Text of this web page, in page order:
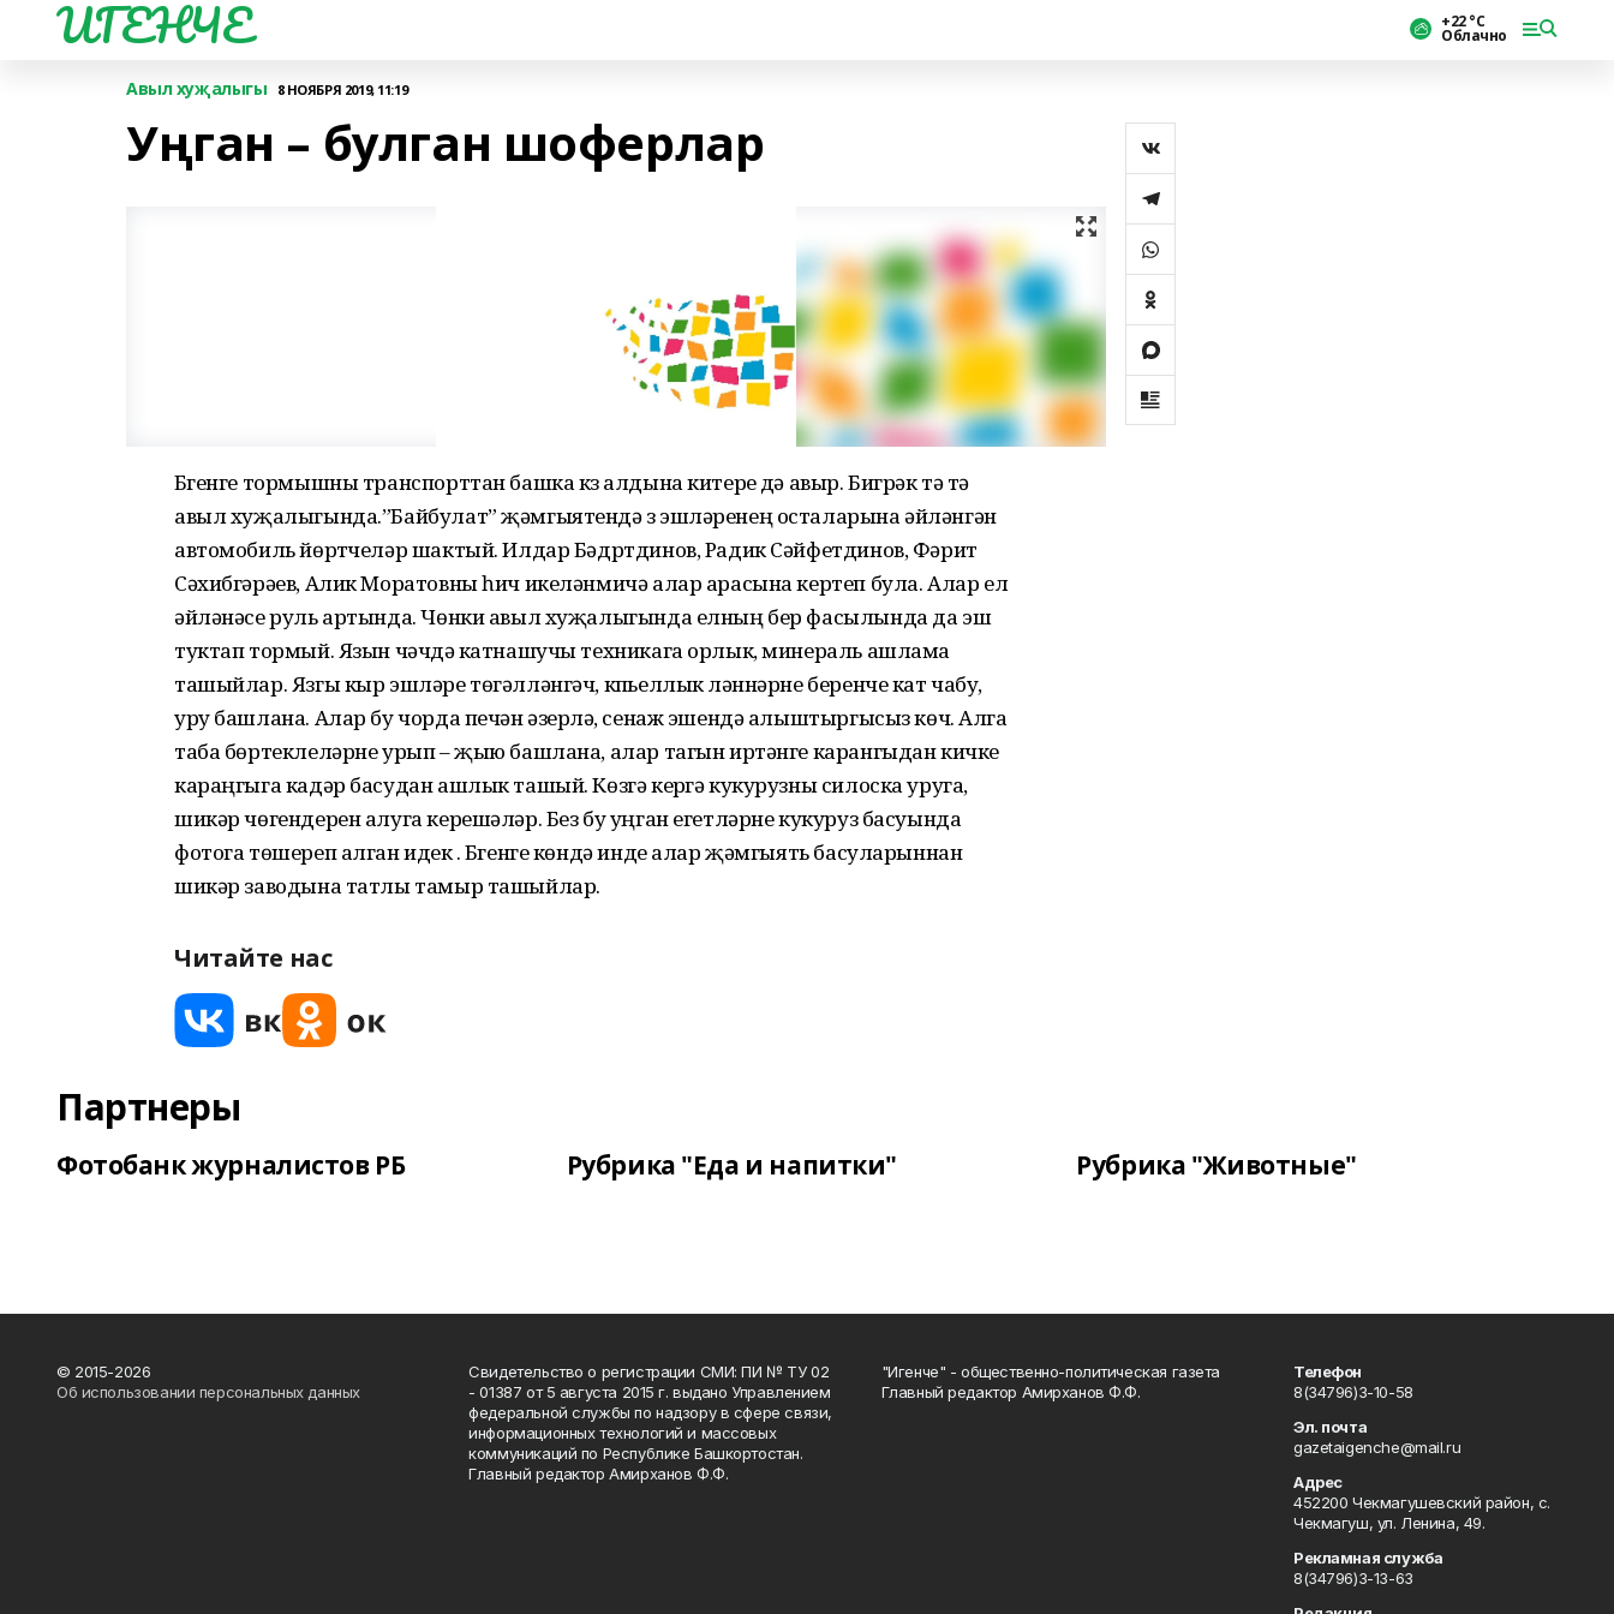
ИГЕНЧЕ +22 °С
Облачно
Авыл хуҗалыгы 8 НОЯБРЯ 2019, 11:19
Уңган – булган шоферлар
Бүгенге тормышны транспорттан башка күз алдына китерүе дә авыр. Бигрәк тә тә
авыл хуҗалыгында.”Байбулат” җәмгыятендә үз эшләренең осталарына әйләнгән
автомобиль йөртүчеләр шактый. Илдар Бәдртдинов, Радик Сәйфетдинов, Фәрит
Сәхибгәрәев, Алик Моратовны һич икеләнмичә алар арасына кертеп була. Алар ел
әйләнәсе руль артында. Чөнки авыл хуҗалыгында елның бер фасылында да эш
туктап тормый. Язын чәчүдә катнашучы техникага орлык, минераль ашлама
ташыйлар. Язгы кыр эшләре төгәлләнгәч, күпьеллык үләннәрне беренче кат чабу,
уру башлана. Алар бу чорда печән әзерләү, сенаж эшендә алыштыргысыз көч. Алга
таба бөртеклеләрне урып – җыю башлана, алар тагын иртәнге карангыдан кичке
караңгыга кадәр басудан ашлык ташый. Көзгә керүгә кукурузны силоска уруга,
шикәр чөгендерен алуга керешәләр. Без бу уңган егетләрне кукуруз басуында
фотога төшереп алган идек . Бүгенге көндә инде алар җәмгыять басуларыннан
шикәр заводына татлы тамыр ташыйлар.
Читайте нас
Партнеры
Фотобанк журналистов РБ Рубрика "Еда и напитки" Рубрика "Животные"
© 2015-2026
Об использовании персональных данных
Свидетельство о регистрации СМИ: ПИ № ТУ 02
- 01387 от 5 августа 2015 г. выдано Управлением
федеральной службы по надзору в сфере связи,
информационных технологий и массовых
коммуникаций по Республике Башкортостан.
Главный редактор Амирханов Ф.Ф.
"Игенче" - общественно-политическая газета
Главный редактор Амирханов Ф.Ф.
Телефон
8(34796)3-10-58
Эл. почта
gazetaigenche@mail.ru
Адрес
452200 Чекмагушевский район, с.
Чекмагуш, ул. Ленина, 49.
Рекламная служба
8(34796)3-13-63